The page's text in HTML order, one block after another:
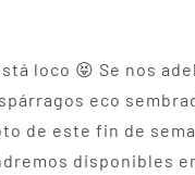
loco 😝 Se nos
eco
de este fin de
disponibles